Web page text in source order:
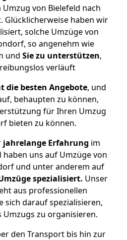
von Bielefeld nach
Glücklicherweise haben wir
solche Umzüge von
so angenehm wie
und Sie zu unterstützen,
verläuft
die besten Angebote, und
behaupten zu können,
für Ihren Umzug
bieten zu können.
jahrelange Erfahrung im
uns auf Umzüge von
und unter anderem auf
spezialisiert. Unser
aus professionellen
sich darauf spezialisieren,
Umzugs zu organisieren.
den Transport bis hin zur